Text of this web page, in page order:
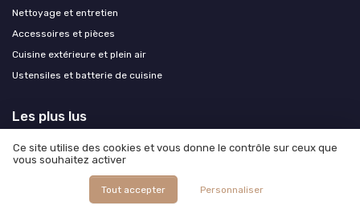
Nettoyage et entretien
Accessoires et pièces
Cuisine extérieure et plein air
Ustensiles et batterie de cuisine
Les plus lus
Tout savoir sur le lave-linge hublot Valberg 12 kg modèle WF 1214 A
W566C
Les secrets de la cocotte toute nue
Test Ninja Woodfire Pro XL OG850EU : le barbecue électrique qui
Ce site utilise des cookies et vous donne le contrôle sur ceux que
vous souhaitez activer
Tout accepter Personnaliser